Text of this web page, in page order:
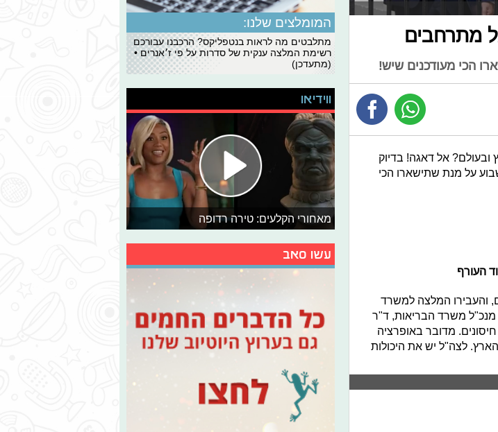
מתרחבים
הכי מעודכנים שיש!
אל דאגה! בדיוק
על מנת שתישארו הכי
העורף
והעבירו המלצה למשרד
מנכ"ל משרד הבריאות, ד"ר
מדובר באופרציה
לצה"ל יש את היכולות
המומלצים שלנו:
מתלבטים מה לראות בנטפליקס? הרכבנו עבורכם
רשימת המלצה ענקית של סדרות על פי ז׳אנרים •
(מתעדכן)
ווידיאו
מאחורי הקלעים: טירה רדופה
עשו סאב